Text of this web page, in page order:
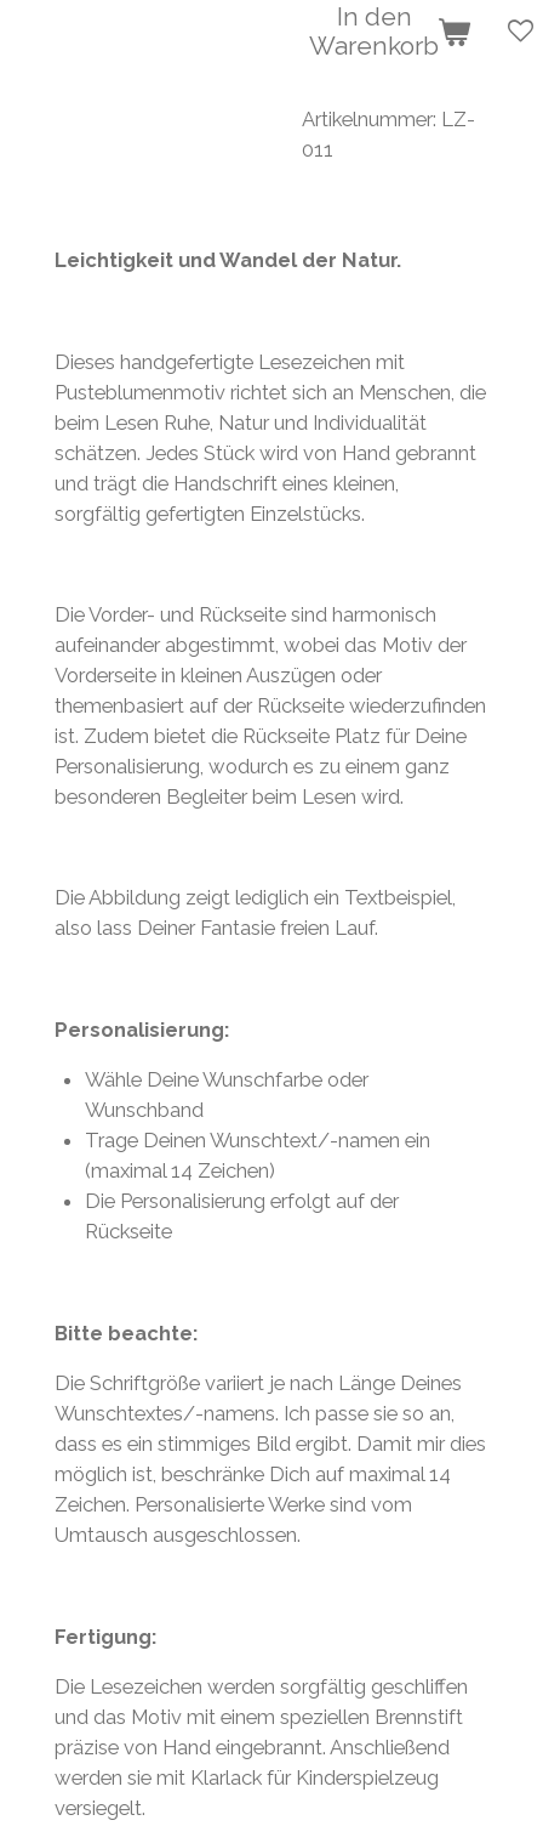
In den
Warenkorb
Artikelnummer: LZ-
011
Leichtigkeit und Wandel der Natur.
Dieses handgefertigte Lesezeichen mit
Pusteblumenmotiv richtet sich an Menschen, die
beim Lesen Ruhe, Natur und Individualität
schätzen. Jedes Stück wird von Hand gebrannt
und trägt die Handschrift eines kleinen,
sorgfältig gefertigten Einzelstücks.
Die Vorder- und Rückseite sind harmonisch
aufeinander abgestimmt, wobei das Motiv der
Vorderseite in kleinen Auszügen oder
themenbasiert auf der Rückseite wiederzufinden
ist. Zudem bietet die Rückseite Platz für Deine
Personalisierung, wodurch es zu einem ganz
besonderen Begleiter beim Lesen wird.
Die Abbildung zeigt lediglich ein Textbeispiel,
also lass Deiner Fantasie freien Lauf.
Personalisierung:
Wähle Deine Wunschfarbe oder
Wunschband
Trage Deinen Wunschtext/-namen ein
(maximal 14 Zeichen)
Die Personalisierung erfolgt auf der
Rückseite
Bitte beachte:
Die Schriftgröße variiert je nach Länge Deines
Wunschtextes/-namens. Ich passe sie so an,
dass es ein stimmiges Bild ergibt. Damit mir dies
möglich ist, beschränke Dich auf maximal 14
Zeichen. Personalisierte Werke sind vom
Umtausch ausgeschlossen.
Fertigung:
Die Lesezeichen werden sorgfältig geschliffen
und das Motiv mit einem speziellen Brennstift
präzise von Hand eingebrannt. Anschließend
werden sie mit Klarlack für Kinderspielzeug
versiegelt.